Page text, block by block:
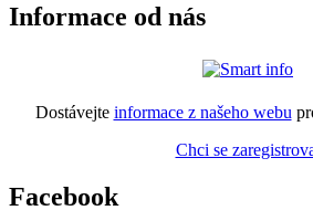
Informace od nás
Dostávejte informace z našeho webu
Chci se
Facebook